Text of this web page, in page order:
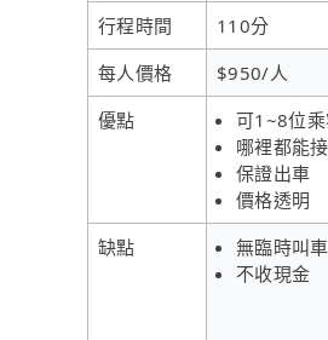
行程時間
110分
每人價格
$950/人
優點
可1~8位
哪裡都能接
保證出車
價格透明
缺點
無臨時叫車
不收現金